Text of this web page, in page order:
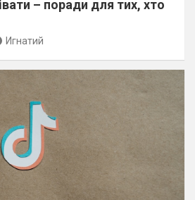
– поради для тих, хто
Игнатий